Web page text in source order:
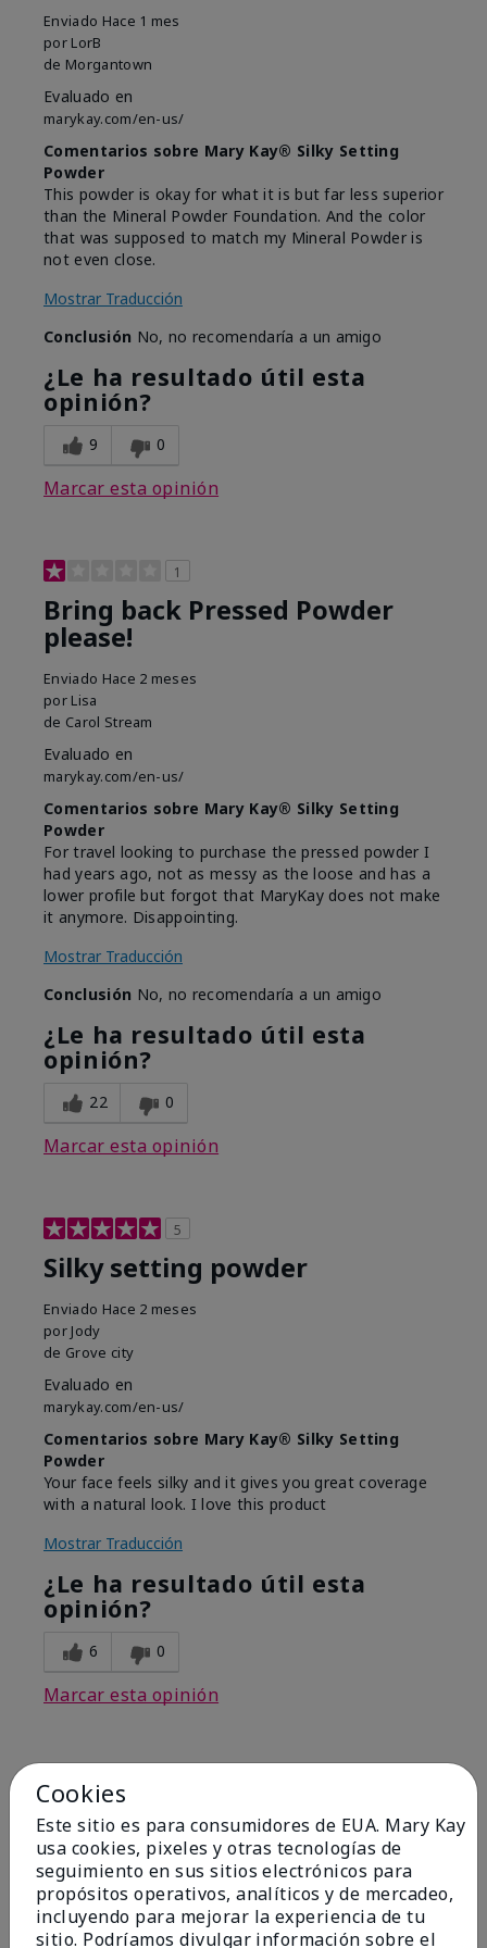
Enviado Hace 1 mes
por LorB
de Morgantown
Evaluado en
marykay.com/en-us/
Comentarios sobre Mary Kay® Silky Setting
Powder
This powder is okay for what it is but far less superior
than the Mineral Powder Foundation. And the color
that was supposed to match my Mineral Powder is
not even close.
Mostrar Traducción
Conclusión No, no recomendaría a un amigo
¿Le ha resultado útil esta
opinión?
9 0
Marcar esta opinión
1
Bring back Pressed Powder
please!
Enviado Hace 2 meses
por Lisa
de Carol Stream
Evaluado en
marykay.com/en-us/
Comentarios sobre Mary Kay® Silky Setting
Powder
For travel looking to purchase the pressed powder I
had years ago, not as messy as the loose and has a
lower profile but forgot that MaryKay does not make
it anymore. Disappointing.
Mostrar Traducción
Conclusión No, no recomendaría a un amigo
¿Le ha resultado útil esta
opinión?
22 0
Marcar esta opinión
5
Silky setting powder
Enviado Hace 2 meses
por Jody
de Grove city
Evaluado en
marykay.com/en-us/
Comentarios sobre Mary Kay® Silky Setting
Powder
Your face feels silky and it gives you great coverage
with a natural look. I love this product
Mostrar Traducción
¿Le ha resultado útil esta
opinión?
6 0
Marcar esta opinión
Bring Back Mineral Powder
Foundation
EnviadoHace 2 meses
porEM
de Spring, TX
Cookies
Este sitio es para consumidores de EUA. Mary Kay
usa cookies, pixeles y otras tecnologías de
seguimiento en sus sitios electrónicos para
propósitos operativos, analíticos y de mercadeo,
incluyendo para mejorar la experiencia de tu
sitio. Podríamos divulgar información sobre el